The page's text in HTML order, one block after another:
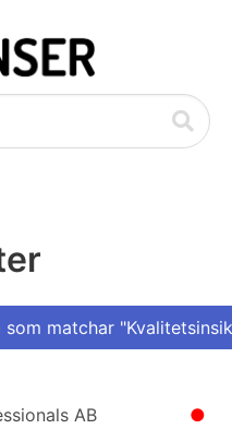
matchar
●
AB